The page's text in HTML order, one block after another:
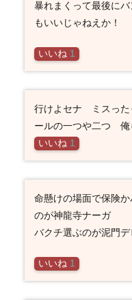
暴れまくって最後に
もいいじゃねえか！
いいね 1
行けよセナ ミスっ
ールの一つや二つ 俺
いいね 1
命懸けの場面で保険
のが神龍寺ナーガ
バクチ選ぶのが泥門
いいね 1